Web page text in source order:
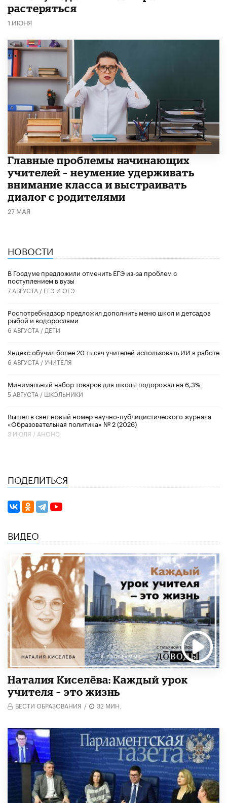
растеряться
1 ИЮНЯ
Главные проблемы начинающих
учителей – неумение удерживать
внимание класса и выстраивать
диалог с родителями
27 МАЯ
НОВОСТИ
В Госдуме предложили отменить ЕГЭ из-за проблем с
поступлением в вузы
7 АВГУСТА / ЕГЭ И ОГЭ
Роспотребнадзор предложил дополнить меню школ и детсадов
рыбой и водорослями
6 АВГУСТА / ДЕТИ
​Яндекс обучил более 20 тысяч учителей использовать ИИ в работе
6 АВГУСТА /УЧИТЕЛЯ
Минимальный набор товаров для школы подорожал на 6,3%
5 АВГУСТА / ШКОЛЬНИКИ
Вышел в свет новый номер научно-публицистического журнала
«Образовательная политика» № 2 (2026)
3 ИЮЛЯ / АНОНС
ПОДЕЛИТЬСЯ
ВИДЕО
Наталия Киселёва: Каждый урок
учителя – это жизнь
ВЕСТИ ОБРАЗОВАНИЯ / 32 МИН.